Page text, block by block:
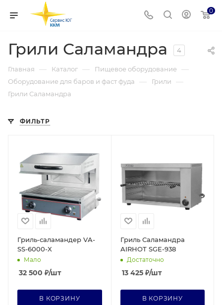
0
Грили Саламандра 4
Главная — Каталог — Пищевое оборудование —
Оборудование для баров и фаст фуда — Грили —
Грили Саламандра
ФИЛЬТР
Гриль-саламандер VA-
SS-6000-X
Мало
32 500 ₽/шт
В КОРЗИНУ
Гриль Саламандра
AIRHOT SGE-938
Достаточно
13 425₽/шт
В КОРЗИНУ